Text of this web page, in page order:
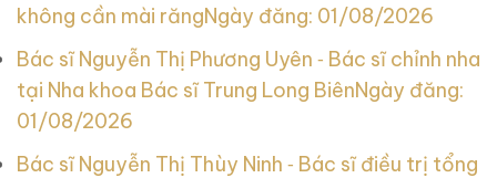
không cần mài răngNgày đăng: 01/08/2026
Bác sĩ Nguyễn Thị Phương Uyên ‑ Bác sĩ chỉnh nha
tại Nha khoa Bác sĩ Trung Long BiênNgày đăng:
01/08/2026
Bác sĩ Nguyễn Thị Thùy Ninh ‑ Bác sĩ điều trị tổng